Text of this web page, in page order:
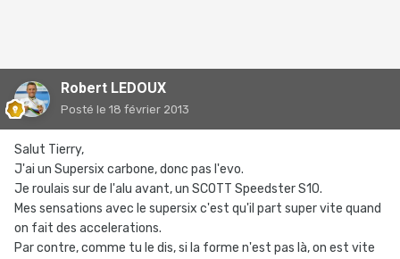
Robert LEDOUX
Posté le 18 février 2013
Salut Tierry,
J'ai un Supersix carbone, donc pas l'evo.
Je roulais sur de l'alu avant, un SCOTT Speedster S10.
Mes sensations avec le supersix c'est qu'il part super vite quand
on fait des accelerations.
Par contre, comme tu le dis, si la forme n'est pas là, on est vite